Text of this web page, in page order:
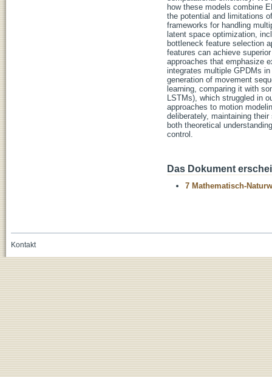
how these models combine
the potential and limitations
frameworks for handling
latent space optimization,
bottleneck feature selection
features can achieve
approaches that emphasize
integrates multiple GPDMs
generation of movement
learning, comparing it with
LSTMs), which struggled in
approaches to motion
deliberately, maintaining
both theoretical
control.
Das Dokument
7 Mathematisch-
Kontakt